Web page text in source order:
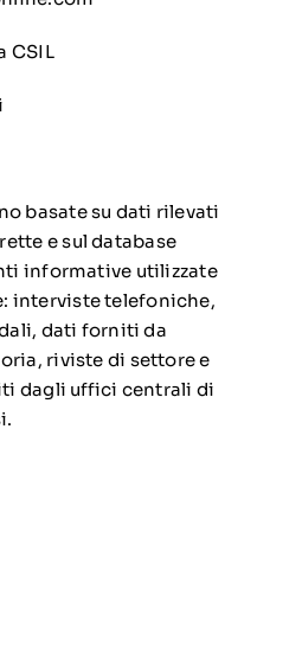
CSIL
basate su dati rilevati
e sul database
informative utilizzate
interviste telefoniche,
dati forniti da
riviste di settore e
dagli uffici centrali di